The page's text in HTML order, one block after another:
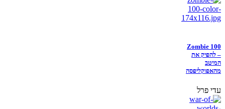
Zombie 100
– להפיק את
המיטב
מהאפוקליפסה
עדי פרל